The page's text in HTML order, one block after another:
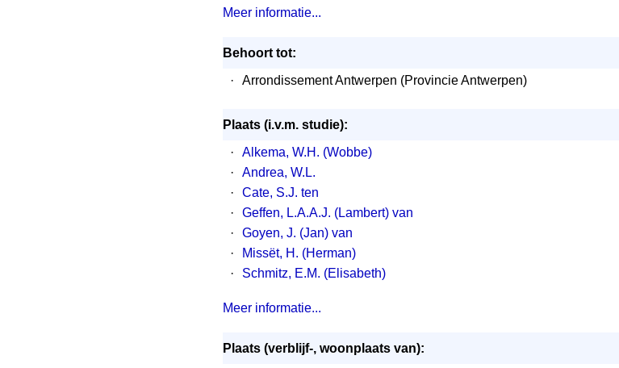
Meer informatie...
Behoort tot:
·
Arrondissement Antwerpen (Provincie Antwerpen)
Plaats (i.v.m. studie):
·
Alkema, W.H. (Wobbe)
·
Andrea, W.L.
·
Cate, S.J. ten
·
Geffen, L.A.A.J. (Lambert) van
·
Goyen, J. (Jan) van
·
Missët, H. (Herman)
·
Schmitz, E.M. (Elisabeth)
Meer informatie...
Plaats (verblijf-, woonplaats van):